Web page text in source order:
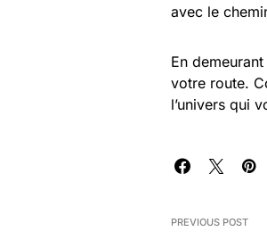
avec le
En
votre route.
l’univers qui
PREVIOUS POST